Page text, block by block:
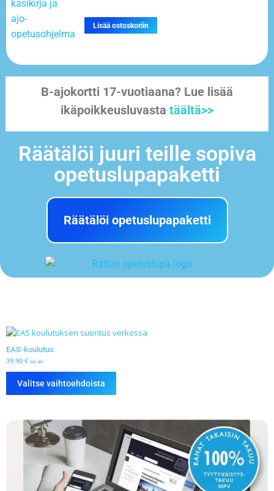
Lisää ostoskoriin
B-ajokortti 17-vuotiaana? Lue lisää
ikäpoikkeusluvasta täältä>>
Räätälöi juuri teille sopiva
opetuslupapaketti
Räätälöi opetuslupapaketti
EAS-koulutus
39,90 € sis alv
Valitse vaihtoehdoista